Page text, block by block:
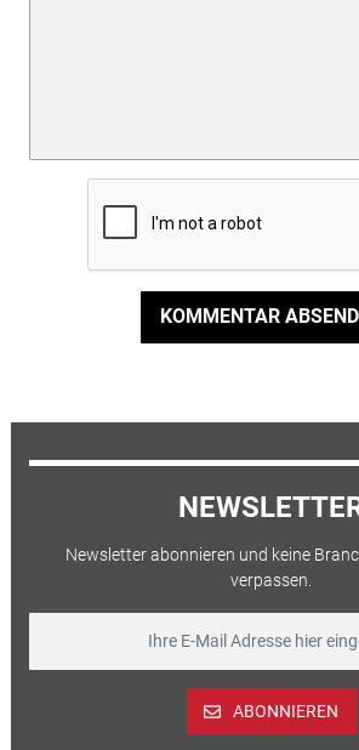
KOMMENTAR
Newsletter abonnieren und keine
verpassen.
ABONNIEREN